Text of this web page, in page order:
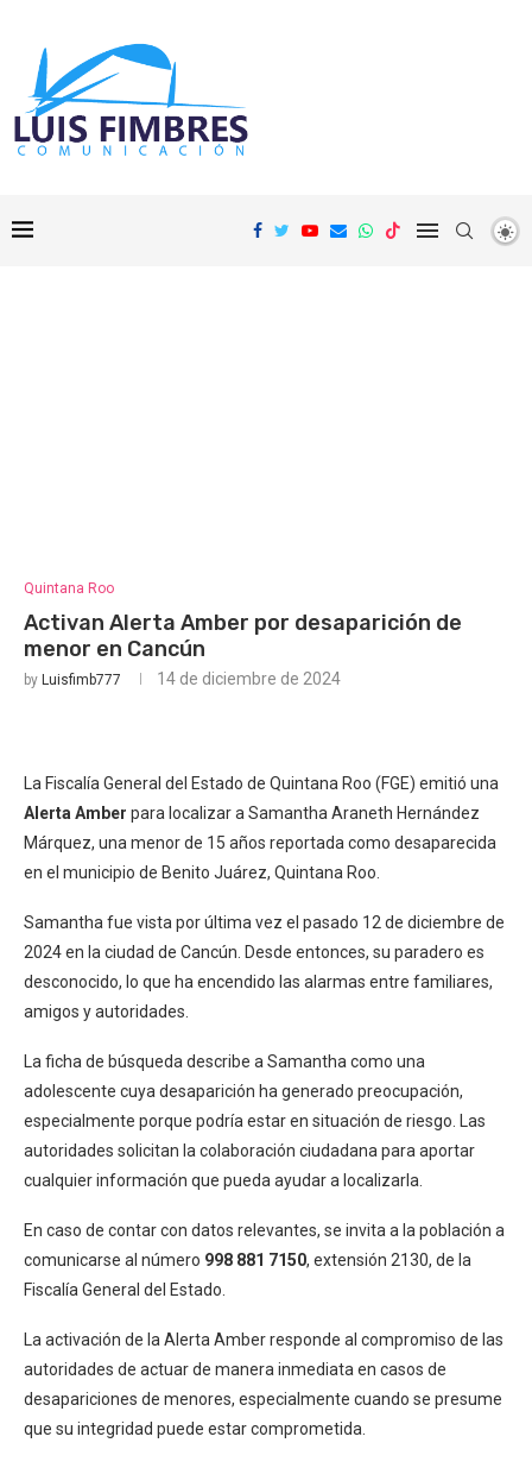
Quintana Roo
Activan Alerta Amber por desaparición de
menor en Cancún
by Luisfimb777 14 de diciembre de 2024
La Fiscalía General del Estado de Quintana Roo (FGE) emitió una
Alerta Amber para localizar a Samantha Araneth Hernández
Márquez, una menor de 15 años reportada como desaparecida
en el municipio de Benito Juárez, Quintana Roo.
Samantha fue vista por última vez el pasado 12 de diciembre de
2024 en la ciudad de Cancún. Desde entonces, su paradero es
desconocido, lo que ha encendido las alarmas entre familiares,
amigos y autoridades.
La ficha de búsqueda describe a Samantha como una
adolescente cuya desaparición ha generado preocupación,
especialmente porque podría estar en situación de riesgo. Las
autoridades solicitan la colaboración ciudadana para aportar
cualquier información que pueda ayudar a localizarla.
En caso de contar con datos relevantes, se invita a la población a
comunicarse al número 998 881 7150, extensión 2130, de la
Fiscalía General del Estado.
La activación de la Alerta Amber responde al compromiso de las
autoridades de actuar de manera inmediata en casos de
desapariciones de menores, especialmente cuando se presume
que su integridad puede estar comprometida.